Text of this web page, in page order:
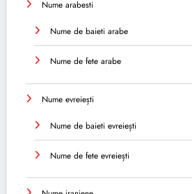
Nume arabesti
Nume de baieti arabe
Nume de fete arabe
Nume evreiești
Nume de baieti evreiești
Nume de fete evreiești